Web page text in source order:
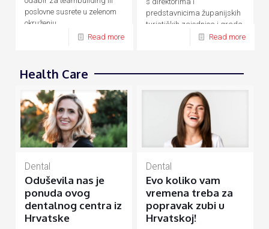
poslovne susrete u zelenom
okruženju.
Read more
predstavnicima županijskih
turističkih zajednica i grada
Read more
Health Care
Dental
Oduševila nas je
ponuda ovog
dentalnog centra iz
Hrvatske
Dental
Evo koliko vam
vremena treba za
popravak zubi u
Hrvatskoj!